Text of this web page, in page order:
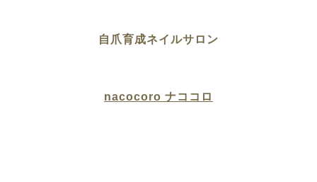
自爪育成ネイルサロン
nacocoro ナココロ